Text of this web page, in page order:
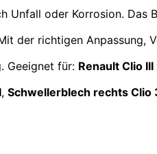
Unfall oder Korrosion. Das
der richtigen Anpassung,
Geeignet für: Renault Clio
, Schwellerblech rechts Clio